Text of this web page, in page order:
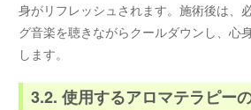
身がリフレッシュされます。施術後は、
グ音楽を聴きながらクールダウンし、心
します。
3.2. 使用するアロマテラピー